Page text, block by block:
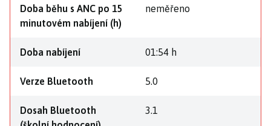
Doba běhu s ANC po 15
minutovém nabíjení (h)
neměřeno
Doba nabíjení 01:54 h
Verze Bluetooth 5.0
Dosah Bluetooth
3.1